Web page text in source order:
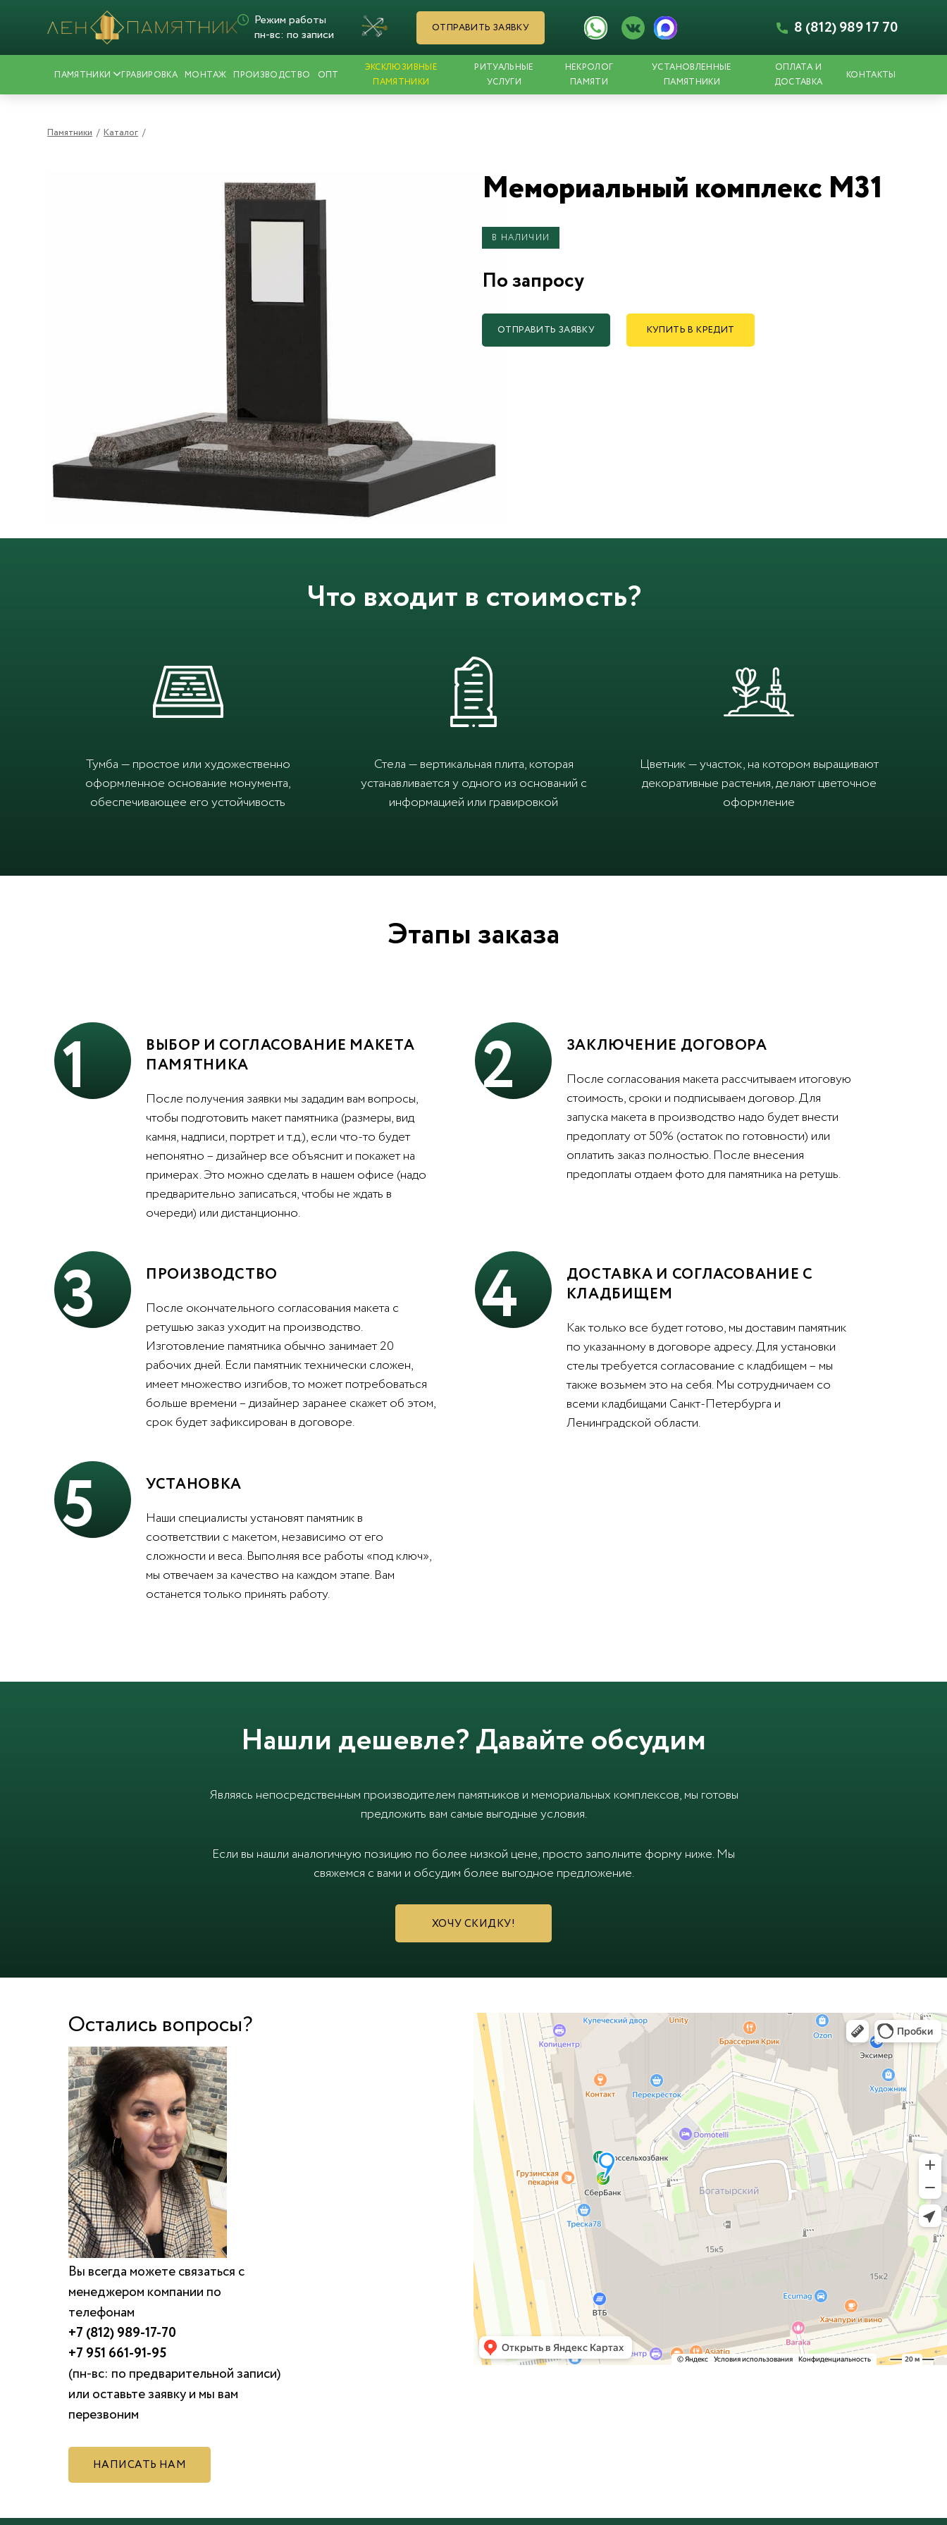
Режим работы
пн-вс: по записи
ОТПРАВИТЬ ЗАЯВКУ 8 (812) 989 17 70
ПАМЯТНИКИ ГРАВИРОВКА МОНТАЖ ПРОИЗВОДСТВО ОПТ
ЭКСКЛЮЗИВНЫЕ
ПАМЯТНИКИ
РИТУАЛЬНЫЕ
УСЛУГИ
НЕКРОЛОГ
ПАМЯТИ
УСТАНОВЛЕННЫЕ
ПАМЯТНИКИ
ОПЛАТА И
ДОСТАВКА
КОНТАКТЫ
Памятники/Каталог/
Мемориальный комплекс М31
В НАЛИЧИИ
По запросу
ОТПРАВИТЬ ЗАЯВКУ КУПИТЬ В КРЕДИТ
Что входит в стоимость?
Тумба — простое или художественно
оформленное основание монумента,
обеспечивающее его устойчивость
Стела — вертикальная плита, которая
устанавливается у одного из оснований с
информацией или гравировкой
Цветник — участок, на котором выращивают
декоративные растения, делают цветочное
оформление
Этапы заказа
1
ВЫБОР И СОГЛАСОВАНИЕ МАКЕТА
ПАМЯТНИКА
После получения заявки мы зададим вам вопросы,
чтобы подготовить макет памятника (размеры, вид
камня, надписи, портрет и т.д.), если что-то будет
непонятно – дизайнер все объяснит и покажет на
примерах. Это можно сделать в нашем офисе (надо
предварительно записаться, чтобы не ждать в
очереди) или дистанционно.
2 ЗАКЛЮЧЕНИЕ ДОГОВОРА
После согласования макета рассчитываем итоговую
стоимость, сроки и подписываем договор. Для
запуска макета в производство надо будет внести
предоплату от 50% (остаток по готовности) или
оплатить заказ полностью. После внесения
предоплаты отдаем фото для памятника на ретушь.
3 ПРОИЗВОДСТВО
После окончательного согласования макета с
ретушью заказ уходит на производство.
Изготовление памятника обычно занимает 20
рабочих дней. Если памятник технически сложен,
имеет множество изгибов, то может потребоваться
больше времени – дизайнер заранее скажет об этом,
срок будет зафиксирован в договоре.
4
ДОСТАВКА И СОГЛАСОВАНИЕ С
КЛАДБИЩЕМ
Как только все будет готово, мы доставим памятник
по указанному в договоре адресу. Для установки
стелы требуется согласование с кладбищем – мы
также возьмем это на себя. Мы сотрудничаем со
всеми кладбищами Санкт-Петербурга и
Ленинградской области.
5 УСТАНОВКА
Наши специалисты установят памятник в
соответствии с макетом, независимо от его
сложности и веса. Выполняя все работы «под ключ»,
мы отвечаем за качество на каждом этапе. Вам
останется только принять работу.
Нашли дешевле? Давайте обсудим
Являясь непосредственным производителем памятников и мемориальных комплексов, мы готовы
предложить вам самые выгодные условия.
Если вы нашли аналогичную позицию по более низкой цене, просто заполните форму ниже. Мы
свяжемся с вами и обсудим более выгодное предложение.
ХОЧУ СКИДКУ!
Остались вопросы?
Вы всегда можете связаться с
менеджером компании по
телефонам
+7 (812) 989-17-70
+7 951 661-91-95
(пн-вс: по предварительной записи)
или оставьте заявку и мы вам
перезвоним
НАПИСАТЬ НАМ